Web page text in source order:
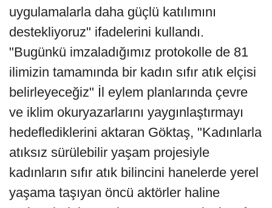
uygulamalarla daha güçlü katılımını
destekliyoruz" ifadelerini kullandı.
"Bugünkü imzaladığımız protokolle de 81
ilimizin tamamında bir kadın sıfır atık elçisi
belirleyeceğiz" İl eylem planlarında çevre
ve iklim okuryazarlarını yaygınlaştırmayı
hedeflediklerini aktaran Göktaş, "Kadınlarla
atıksız sürülebilir yaşam projesiyle
kadınların sıfır atık bilincini hanelerde yerel
yaşama taşıyan öncü aktörler haline